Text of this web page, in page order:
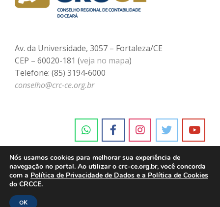
Av. da Universidade, 3057 – Fortaleza/CE
CEP – 60020-181 (veja no mapa)
Telefone: (85) 3194-6000
conselho@crc-ce.org.br
Nós usamos cookies para melhorar sua experiência de
navegação no portal. Ao utilizar o crc-ce.org.br, você concorda
com a Política de Privacidade de Dados e a Política de Cookies
do CRCCE.
OK